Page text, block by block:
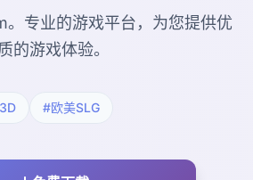
专业的游戏平台，为您提供优
的游戏体验。
#欧美SLG